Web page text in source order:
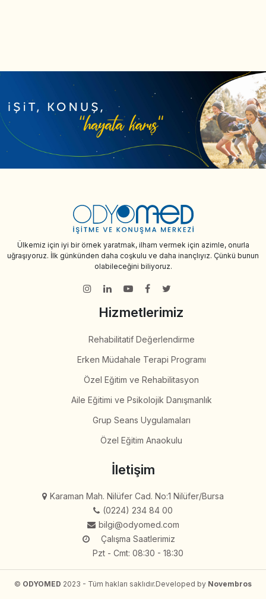
Ülkemiz için iyi bir örnek yaratmak, ilham vermek için azimle, onurla
uğraşıyoruz. İlk günkünden daha coşkulu ve daha inançlıyız. Çünkü bunun
olabileceğini biliyoruz.
Hizmetlerimiz
Rehabilitatif Değerlendirme
Erken Müdahale Terapi Programı
Özel Eğitim ve Rehabilitasyon
Aile Eğitimi ve Psikolojik Danışmanlık
Grup Seans Uygulamaları
Özel Eğitim Anaokulu
İletişim
Karaman Mah. Nilüfer Cad. No:1 Nilüfer/Bursa
(0224) 234 84 00
bilgi@odyomed.com
Çalışma Saatlerimiz
Pzt - Cmt: 08:30 - 18:30
© ODYOMED 2023 - Tüm hakları saklıdır. Developed by Novembros